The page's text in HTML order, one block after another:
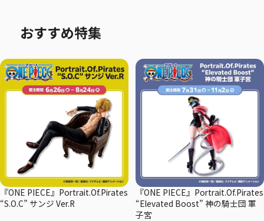
おすすめ特集
『ONE PIECE』Portrait.Of.Pirates
“S.O.C” サンジ Ver.R
『ONE PIECE』Portrait.Of.Pirates
“Elevated Boost” 神の騎士団 軍
子宮